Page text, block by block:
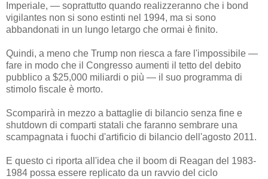
Imperiale, — soprattutto quando realizzeranno che i bond
vigilantes non si sono estinti nel 1994, ma si sono
abbandonati in un lungo letargo che ormai è finito.
Quindi, a meno che Trump non riesca a fare l'impossibile —
fare in modo che il Congresso aumenti il tetto del debito
pubblico a $25,000 miliardi o più — il suo programma di
stimolo fiscale è morto.
Scomparirà in mezzo a battaglie di bilancio senza fine e
shutdown di comparti statali che faranno sembrare una
scampagnata i fuochi d'artificio di bilancio dell'agosto 2011.
E questo ci riporta all'idea che il boom di Reagan del 1983-
1984 possa essere replicato da un ravvio del ciclo